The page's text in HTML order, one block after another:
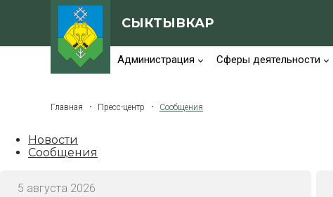
СЫКТЫВКАР
Администрация Сферы деятельности
Главная Пресс-центр Сообщения
Новости
Сообщения
5 августа 2026